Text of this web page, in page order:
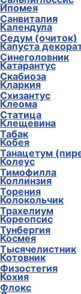
Санвиталия
Седум (очиток)
Синеголовник
Скабиоза
Схизантус
Статица
Табак
Танацетум
Тимофилла
Торения
Трахелиум
Тунбергия
Тысячелистник
Физостегия
Флокс
Ипомея
Календула
Капуста
Катарантус
Кларкия
Клеома
Клещевина
Кобея
Колеус
Коллинзия
Колокольчик
Кореопсис
Космея
Котовник
Кохия